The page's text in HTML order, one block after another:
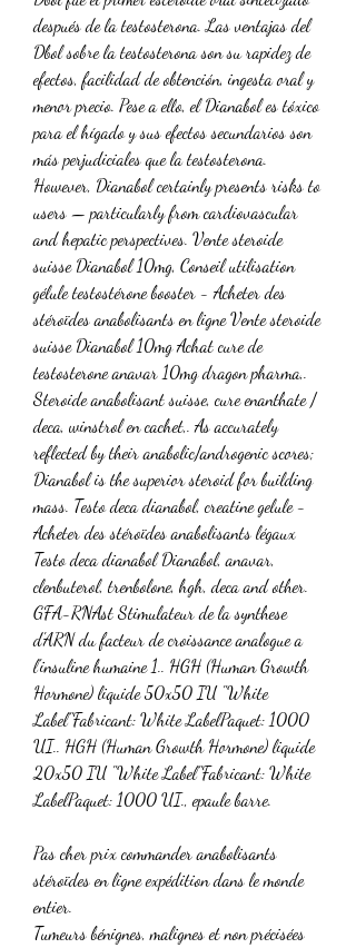
después de la testosterona. Las ventajas del
Dbol sobre la testosterona son su rapidez de
efectos, facilidad de obtención, ingesta oral y
menor precio. Pese a ello, el Dianabol es tóxico
para el hígado y sus efectos secundarios son
más perjudiciales que la testosterona.
However, Dianabol certainly presents risks to
users — particularly from cardiovascular
and hepatic perspectives. Vente steroide
suisse Dianabol 10mg, Conseil utilisation
gélule testostérone booster - Acheter des
stéroïdes anabolisants en ligne Vente steroide
suisse Dianabol 10mg Achat cure de
testosterone anavar 10mg dragon pharma,.
Steroide anabolisant suisse, cure enanthate /
deca, winstrol en cachet,. As accurately
reflected by their anabolic/androgenic scores;
Dianabol is the superior steroid for building
mass. Testo deca dianabol, creatine gelule -
Acheter des stéroïdes anabolisants légaux
Testo deca dianabol Dianabol, anavar,
clenbuterol, trenbolone, hgh, deca and other.
GFA-RNAst Stimulateur de la synthese
d'ARN du facteur de croissance analogue a
l'insuline humaine 1.. HGH (Human Growth
Hormone) liquide 50x50 IU "White
Label"Fabricant: White LabelPaquet: 1000
UI.. HGH (Human Growth Hormone) liquide
20x50 IU "White Label"Fabricant: White
LabelPaquet: 1000 UI., epaule barre.
Pas cher prix commander anabolisants
stéroïdes en ligne expédition dans le monde
entier.
Tumeurs bénignes, malignes et non précisées